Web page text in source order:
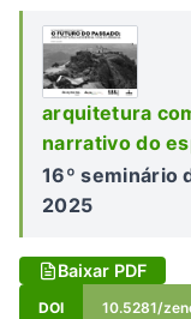
arquitetura
narrativo do
16º seminário
2025
Baixar PDF
DOI 10.5281/